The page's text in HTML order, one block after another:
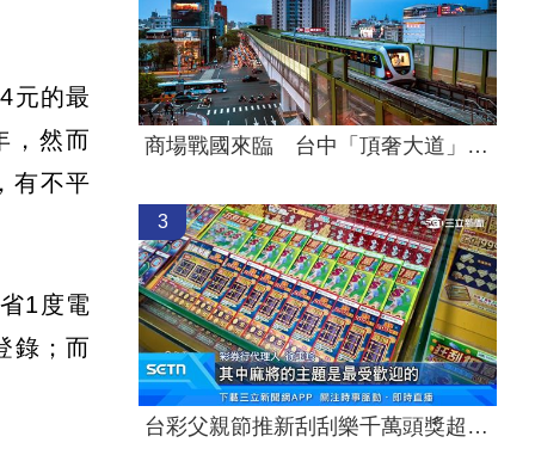
元的最
，然而
有不平
1度電
錄；而
商場戰國來臨 台中「頂奢大道」逐漸成形
3
台彩父親節推新刮刮樂千萬頭獎超「爸」氣